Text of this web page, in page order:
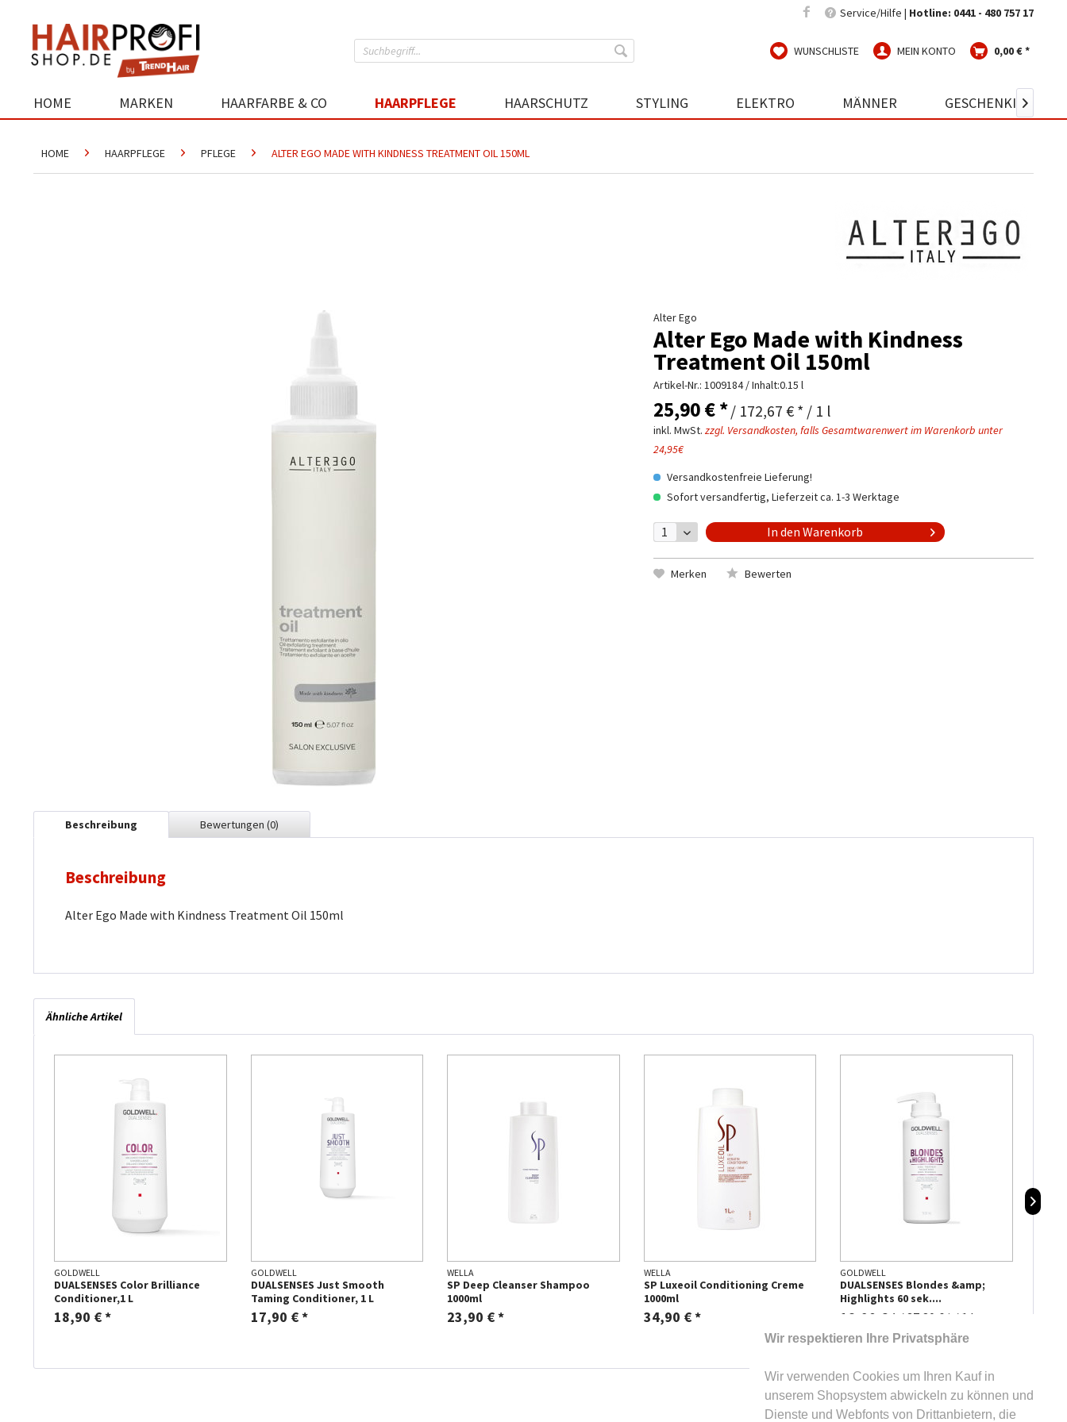
Wir respektieren Ihre Privatsphäre
Wir verwenden Cookies um Ihren Kauf in
unserem Shopsystem abwickeln zu können und
Dienste und Webfonts von Drittanbietern, die
Service/Hilfe | Hotline: 0441 - 480 757 17
WUNSCHLISTE MEIN KONTO 0,00 € *
HOME MARKEN HAARFARBE & CO HAARPFLEGE HAARSCHUTZ STYLING ELEKTRO MÄNNER GESCHENKIDEEN

HOME HAARPFLEGE PFLEGE ALTER EGO MADE WITH KINDNESS TREATMENT OIL 150ML
Alter Ego
Alter Ego Made with Kindness
Treatment Oil 150ml
Artikel-Nr.:1009184/ Inhalt:0.15 l
25,90 € */ 172,67 € * / 1 l
inkl. MwSt.zzgl. Versandkosten, falls Gesamtwarenwert im Warenkorb unter
24,95€
Versandkostenfreie Lieferung!
Sofort versandfertig, Lieferzeit ca. 1-3 Werktage
In den Warenkorb
Merken Bewerten
Beschreibung Bewertungen (0)
Beschreibung
Alter Ego Made with Kindness Treatment Oil 150ml
Ähnliche Artikel
GOLDWELL
DUALSENSES Color Brilliance
Conditioner,1 L
18,90 € *
GOLDWELL
DUALSENSES Just Smooth
Taming Conditioner, 1 L
17,90 € *
WELLA
SP Deep Cleanser Shampoo
1000ml
23,90 € *
WELLA
SP Luxeoil Conditioning Creme
1000ml
34,90 € *
GOLDWELL
DUALSENSES Blondes &amp;
Highlights 60 sek....
18,90 € * / 37,80 € * / 1 l